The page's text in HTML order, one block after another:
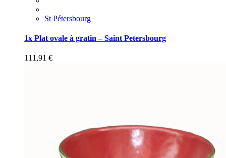
St Pétersbourg
1x Plat ovale à gratin – Saint Petersbourg
111,91 €